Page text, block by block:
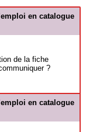
en catalogue
de la fiche
?
en catalogue